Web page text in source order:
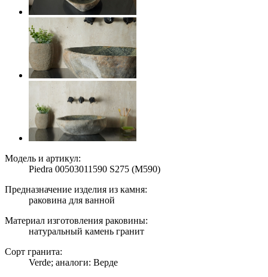
Модель и артикул:
Piedra 00503011590 S275 (M590)
Предназначение изделия из камня:
раковина для ванной
Материал изготовления раковины:
натуральный камень гранит
Сорт гранита:
Verde; аналоги: Верде